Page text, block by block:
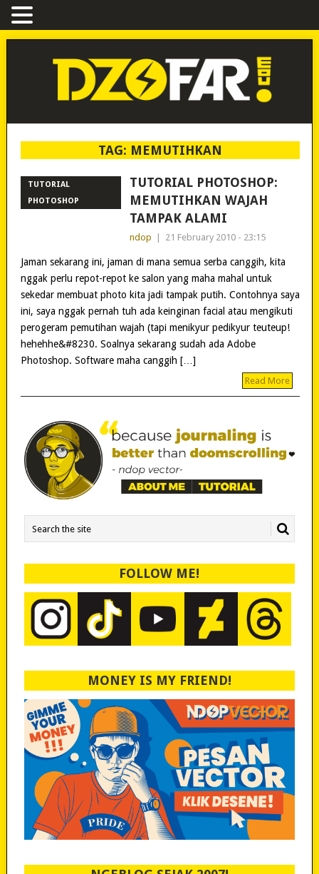
TAG: MEMUTIHKAN
TUTORIAL
PHOTOSHOP
TUTORIAL PHOTOSHOP:
MEMUTIHKAN WAJAH
TAMPAK ALAMI
ndop 21 February 2010 - 23:15
Jaman sekarang ini, jaman di mana semua serba canggih, kita
nggak perlu repot-repot ke salon yang maha mahal untuk
sekedar membuat photo kita jadi tampak putih. Contohnya saya
ini, saya nggak pernah tuh ada keinginan facial atau mengikuti
perogeram pemutihan wajah (tapi menikyur pedikyur teuteup!
hehehhe&#8230. Soalnya sekarang sudah ada Adobe
Photoshop. Software maha canggih […]
Read More
FOLLOW ME!
MONEY IS MY FRIEND!